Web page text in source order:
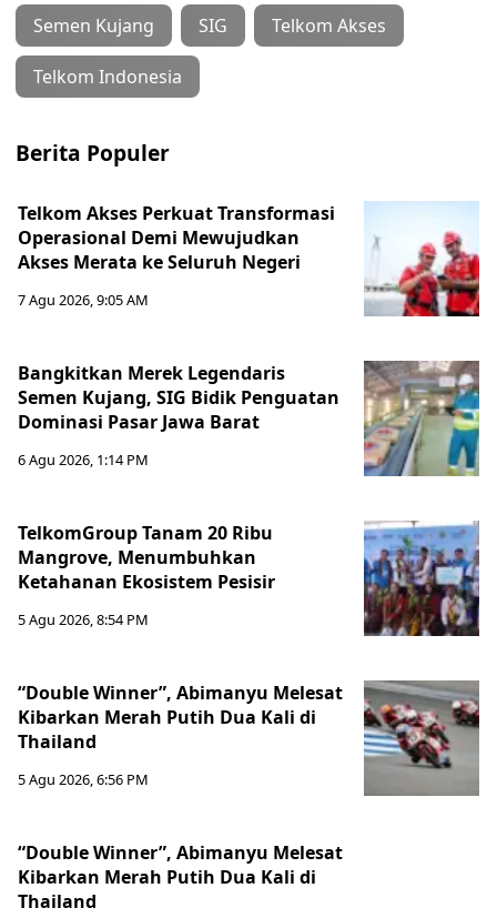
Semen Kujang SIG Telkom Akses
Telkom Indonesia
Berita Populer
Telkom Akses Perkuat Transformasi
Operasional Demi Mewujudkan
Akses Merata ke Seluruh Negeri
7 Agu 2026, 9:05 AM
Bangkitkan Merek Legendaris
Semen Kujang, SIG Bidik Penguatan
Dominasi Pasar Jawa Barat
6 Agu 2026, 1:14 PM
TelkomGroup Tanam 20 Ribu
Mangrove, Menumbuhkan
Ketahanan Ekosistem Pesisir
5 Agu 2026, 8:54 PM
“Double Winner”, Abimanyu Melesat
Kibarkan Merah Putih Dua Kali di
Thailand
5 Agu 2026, 6:56 PM
“Double Winner”, Abimanyu Melesat
Kibarkan Merah Putih Dua Kali di
Thailand